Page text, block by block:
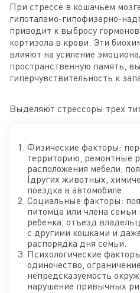
При стрессе в кошачьем
гипоталамо-гипофизарно-
приводит к выбросу
кортизола в крови. Эти
влияют на усиление
пространственную память,
гиперчувствительность к
Выделяют стрессоры трех
Физические факторы:
территорию, ремонтные
расположения мебели,
(других животных,
поездка в автомобиле.
Социальные факторы:
питомца или члена
ребенка, отъезд
с другими кошками и
распорядка дня семьи.
Психологические
одиночество,
непредсказуемость
нарушение привычных